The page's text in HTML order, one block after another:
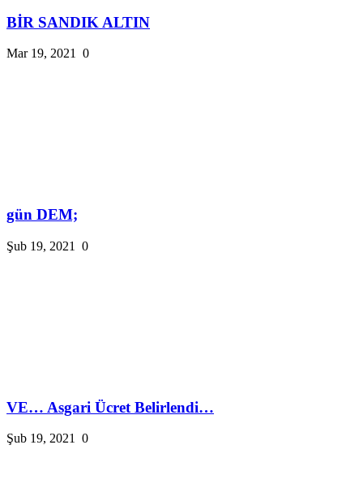
BİR SANDIK ALTIN
Mar 19, 2021 0
gün DEM;
Şub 19, 2021 0
VE… Asgari Ücret Belirlendi…
Şub 19, 2021 0